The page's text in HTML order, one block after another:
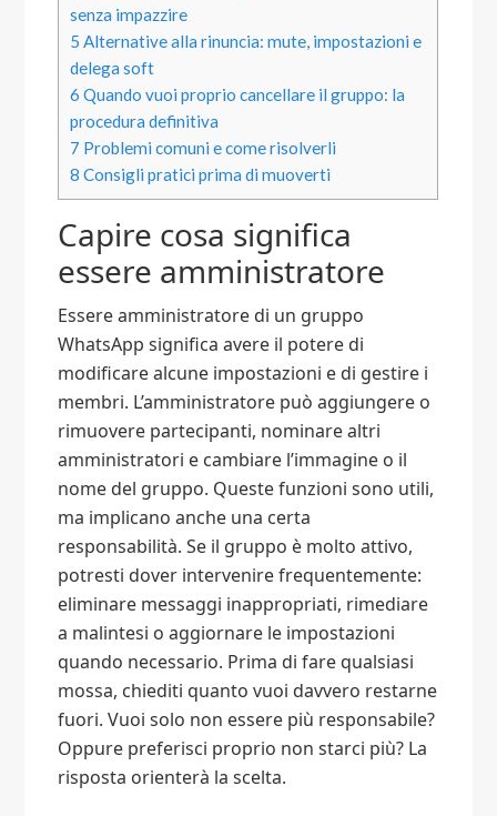
senza impazzire
5 Alternative alla rinuncia: mute, impostazioni e
delega soft
6 Quando vuoi proprio cancellare il gruppo: la
procedura definitiva
7 Problemi comuni e come risolverli
8 Consigli pratici prima di muoverti
Capire cosa significa
essere amministratore
Essere amministratore di un gruppo
WhatsApp significa avere il potere di
modificare alcune impostazioni e di gestire i
membri. L’amministratore può aggiungere o
rimuovere partecipanti, nominare altri
amministratori e cambiare l’immagine o il
nome del gruppo. Queste funzioni sono utili,
ma implicano anche una certa
responsabilità. Se il gruppo è molto attivo,
potresti dover intervenire frequentemente:
eliminare messaggi inappropriati, rimediare
a malintesi o aggiornare le impostazioni
quando necessario. Prima di fare qualsiasi
mossa, chiediti quanto vuoi davvero restarne
fuori. Vuoi solo non essere più responsabile?
Oppure preferisci proprio non starci più? La
risposta orienterà la scelta.